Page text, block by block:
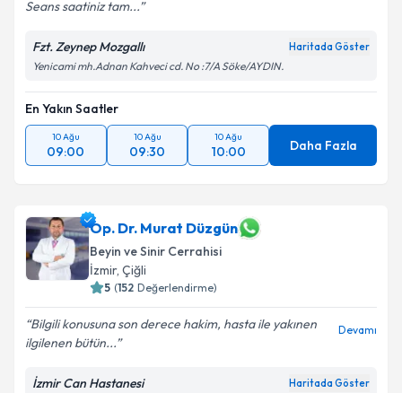
Kişisel verilerimin işlenmesine ilişkin
Aydınlatma
Metni'ni okudum ve kişisel verilerimin belirtilen
Takvim Talebini Gönder
Seans saatiniz tam...
Fzt. Zeynep Mozgallı Haritada Göster
Yenicami mh.Adnan Kahveci cd. No :7/A Söke/AYDIN.
En Yakın Saatler
10 Ağu
09:00
10 Ağu
09:30
10 Ağu
10:00 Daha Fazla
Op. Dr. Murat Düzgün
Beyin ve Sinir Cerrahisi
İzmir, Çiğli
5 (152 Değerlendirme)
Bilgili konusuna son derece hakim, hasta ile yakınen
ilgilenen bütün...
Devamı
İzmir Can Hastanesi Haritada Göster